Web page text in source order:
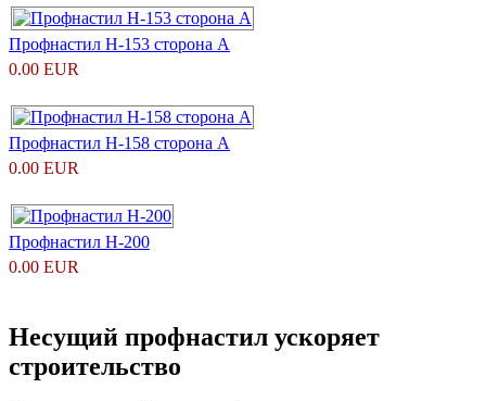
Профнастил Н-153 сторона А
0.00 EUR
Профнастил Н-158 сторона А
0.00 EUR
Профнастил Н-200
0.00 EUR
Несущий профнастил ускоряет
строительство